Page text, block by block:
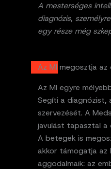
A mesterséges
diagnózis,
egy része még
Az MI megosztja
Az MI egyre
Segíti a diagnózist,
szervezését. A
javulást tapasztal a
A betegek is
akkor támogatja az
aggodalmaik: az